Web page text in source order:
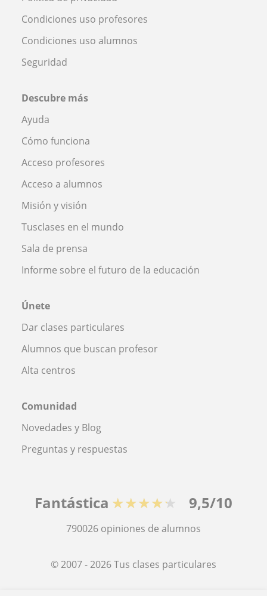
Condiciones uso profesores
Condiciones uso alumnos
Seguridad
Descubre más
Ayuda
Cómo funciona
Acceso profesores
Acceso a alumnos
Misión y visión
Tusclases en el mundo
Sala de prensa
Informe sobre el futuro de la educación
Únete
Dar clases particulares
Alumnos que buscan profesor
Alta centros
Comunidad
Novedades y Blog
Preguntas y respuestas
Fantástica ★★★★★ 9,5/10
790026 opiniones de alumnos
© 2007 - 2026 Tus clases particulares